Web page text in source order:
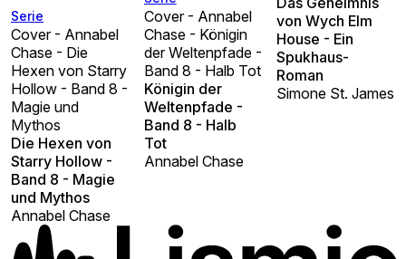
Serie
Cover - Annabel
Chase - Die
Hexen von Starry
Hollow - Band 8 -
Magie und
Mythos
Die Hexen von
Starry Hollow -
Band 8 - Magie
und Mythos
Annabel Chase
Cover - Annabel
Chase - Königin
der Weltenpfade -
Band 8 - Halb Tot
Königin der
Weltenpfade -
Band 8 - Halb
Tot
Annabel Chase
von Wych Elm
House - Ein
Spukhaus-
Roman
Simone St. James